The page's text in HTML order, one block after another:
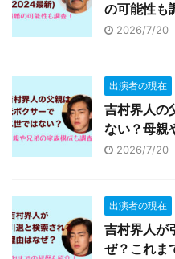
の可能性も
2026/7/20
出演者の現在
吉村界人の
ない？母親
2026/7/20
出演者の現在
吉村界人が
ぜ？これま